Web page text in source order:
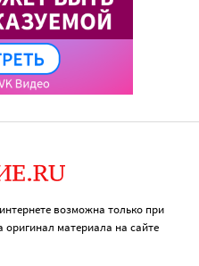
возможна только при
оригинал материала на сайте